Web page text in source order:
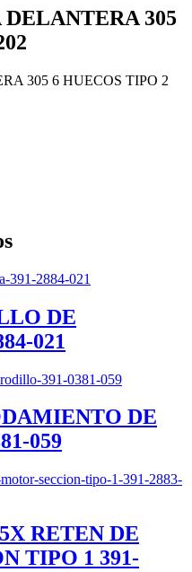
305
305 6 HUECOS TIPO 2
DE
021
DE
059
RETEN DE
TIPO 1 391-